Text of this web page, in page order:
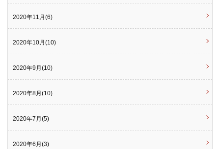
2020年11月(6)
2020年10月(10)
2020年9月(10)
2020年8月(10)
2020年7月(5)
2020年6月(3)